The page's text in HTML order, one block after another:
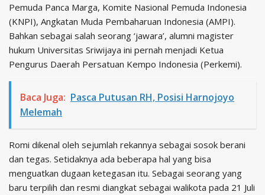
Pemuda Panca Marga, Komite Nasional Pemuda Indonesia
(KNPI), Angkatan Muda Pembaharuan Indonesia (AMPI).
Bahkan sebagai salah seorang ‘jawara’, alumni magister
hukum Universitas Sriwijaya ini pernah menjadi Ketua
Pengurus Daerah Persatuan Kempo Indonesia (Perkemi).
Baca Juga: Pasca Putusan RH, Posisi Harnojoyo
Melemah
Romi dikenal oleh sejumlah rekannya sebagai sosok berani
dan tegas. Setidaknya ada beberapa hal yang bisa
menguatkan dugaan ketegasan itu. Sebagai seorang yang
baru terpilih dan resmi diangkat sebagai walikota pada 21 Juli